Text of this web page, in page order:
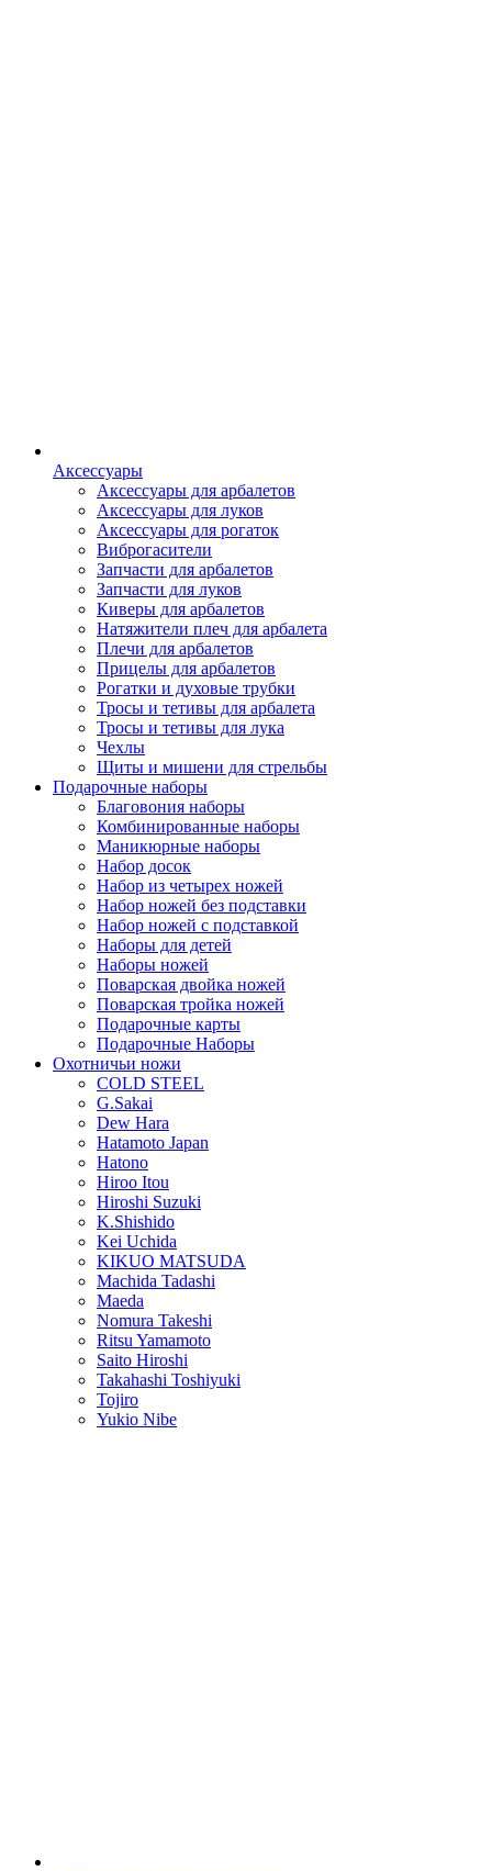
Аксессуары
Аксессуары для арбалетов
Аксессуары для луков
Аксессуары для рогаток
Виброгасители
Запчасти для арбалетов
Запчасти для луков
Киверы для арбалетов
Натяжители плеч для арбалета
Плечи для арбалетов
Прицелы для арбалетов
Рогатки и духовые трубки
Тросы и тетивы для арбалета
Тросы и тетивы для лука
Чехлы
Щиты и мишени для стрельбы
Подарочные наборы
Благовония наборы
Комбинированные наборы
Маникюрные наборы
Набор досок
Набор из четырех ножей
Набор ножей без подставки
Набор ножей с подставкой
Наборы для детей
Наборы ножей
Поварская двойка ножей
Поварская тройка ножей
Подарочные карты
Подарочные Наборы
Охотничьи ножи
COLD STEEL
G.Sakai
Dew Hara
Hatamoto Japan
Hatono
Hiroo Itou
Hiroshi Suzuki
K.Shishido
Kei Uchida
KIKUO MATSUDA
Machida Tadashi
Maeda
Nomura Takeshi
Ritsu Yamamoto
Saito Hiroshi
Takahashi Toshiyuki
Tojiro
Yukio Nibe